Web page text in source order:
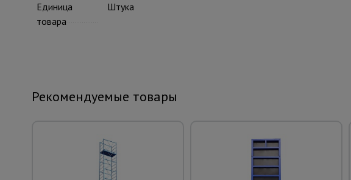
Единица
товара
Штука
Рекомендуемые товары